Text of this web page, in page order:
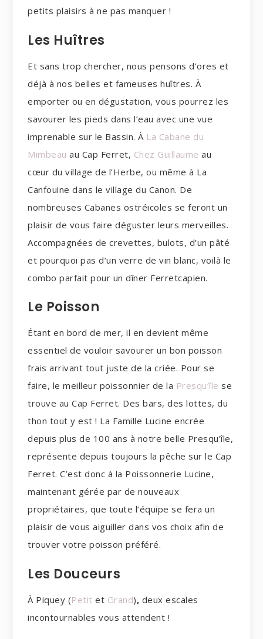
petits plaisirs à ne pas manquer !
Les Huîtres
Et sans trop chercher, nous pensons d’ores et
déjà à nos belles et fameuses huîtres. À
emporter ou en dégustation, vous pourrez les
savourer les pieds dans l’eau avec une vue
imprenable sur le Bassin. À La Cabane du
Mimbeau au Cap Ferret, Chez Guillaumeau
cœur du village de l’Herbe, ou même à La
Canfouine dans le village du Canon. De
nombreuses Cabanes ostréicoles se feront un
plaisir de vous faire déguster leurs merveilles.
Accompagnées de crevettes, bulots, d’un pâté
et pourquoi pas d’un verre de vin blanc, voilà le
combo parfait pour un dîner Ferretcapien.
Le Poisson
Étant en bord de mer, il en devient même
essentiel de vouloir savourer un bon poisson
frais arrivant tout juste de la criée. Pour se
faire, le meilleur poissonnier de la Presqu’île se
trouve au Cap Ferret. Des bars, des lottes, du
thon tout y est ! La Famille Lucine encrée
depuis plus de 100 ans à notre belle Presqu’île,
représente depuis toujours la pêche sur le Cap
Ferret. C’est donc à la Poissonnerie Lucine,
maintenant gérée par de nouveaux
propriétaires, que toute l’équipe se fera un
plaisir de vous aiguiller dans vos choix afin de
trouver votre poisson préféré.
Les Douceurs
À Piquey (Petit et Grand), deux escales
incontournables vous attendent !